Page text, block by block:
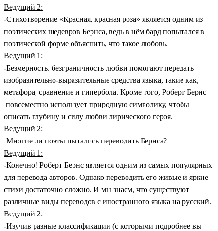
Ведущий 2:
-Стихотворение «Красная, красная роза» является одним из
поэтических шедевров Бернса, ведь в нём бард попытался в
поэтической форме объяснить, что такое любовь.
Ведущий 1:
-Безмерность, безграничность любви помогают передать
изобразительно-выразительные средства языка, такие как,
метафора, сравнение и гипербола. Кроме того, Роберт Бернс
повсеместно использует природную символику, чтобы
описать глубину и силу любви лирического героя.
Ведущий 2:
-Многие ли поэты пытались переводить Бернса?
Ведущий 1:
-Конечно! Роберт Бернс является одним из самых популярных
для перевода авторов. Однако переводить его живые и яркие
стихи достаточно сложно. И мы знаем, что существуют
различные виды переводов с иностранного языка на русский.
Ведущий 2:
-Изучив разные классификации (с которыми подробнее вы